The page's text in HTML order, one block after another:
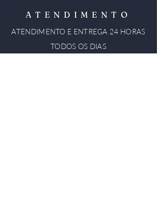
ATENDIMENTO
ATENDIMENTO E ENTREGA 24 HORAS
TODOS OS DIAS